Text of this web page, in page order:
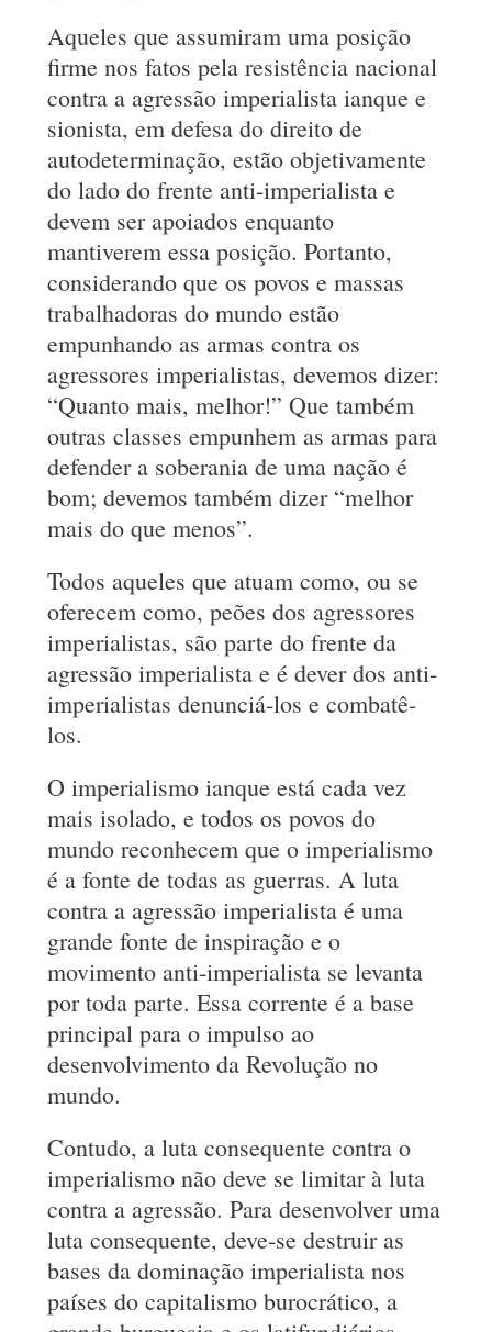
Aqueles que assumiram uma posição
firme nos fatos pela resistência nacional
contra a agressão imperialista ianque e
sionista, em defesa do direito de
autodeterminação, estão objetivamente
do lado do frente anti-imperialista e
devem ser apoiados enquanto
mantiverem essa posição. Portanto,
considerando que os povos e massas
trabalhadoras do mundo estão
empunhando as armas contra os
agressores imperialistas, devemos dizer:
“Quanto mais, melhor!” Que também
outras classes empunhem as armas para
defender a soberania de uma nação é
bom; devemos também dizer “melhor
mais do que menos”.
Todos aqueles que atuam como, ou se
oferecem como, peões dos agressores
imperialistas, são parte do frente da
agressão imperialista e é dever dos anti-
imperialistas denunciá-los e combatê-
los.
O imperialismo ianque está cada vez
mais isolado, e todos os povos do
mundo reconhecem que o imperialismo
é a fonte de todas as guerras. A luta
contra a agressão imperialista é uma
grande fonte de inspiração e o
movimento anti-imperialista se levanta
por toda parte. Essa corrente é a base
principal para o impulso ao
desenvolvimento da Revolução no
mundo.
Contudo, a luta consequente contra o
imperialismo não deve se limitar à luta
contra a agressão. Para desenvolver uma
luta consequente, deve-se destruir as
bases da dominação imperialista nos
países do capitalismo burocrático, a